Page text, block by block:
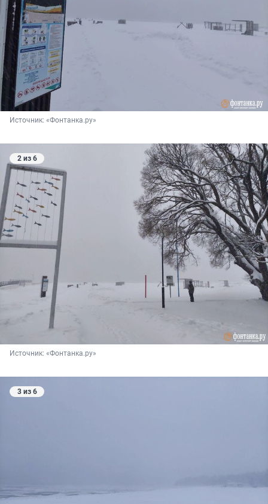
Источник: «Фонтанка.ру»
2 из 6
Источник: «Фонтанка.ру»
3 из 6